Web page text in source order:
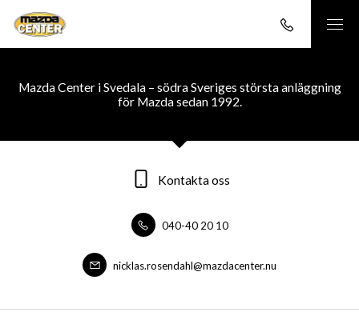
Mazda Center i Svedala – södra Sveriges största anläggning
för Mazda sedan 1992.
Kontakta oss
040-40 20 10
nicklas.rosendahl@mazdacenter.nu